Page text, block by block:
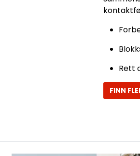
Rett
FINN